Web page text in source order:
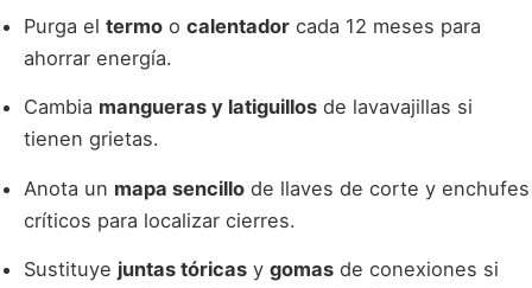
Purga el termo o calentador cada 12 meses para
ahorrar energía.
Cambia mangueras y latiguillos de lavavajillas si
tienen grietas.
Anota un mapa sencillo de llaves de corte y enchufes
críticos para localizar cierres.
Sustituye juntas tóricas y gomas de conexiones si